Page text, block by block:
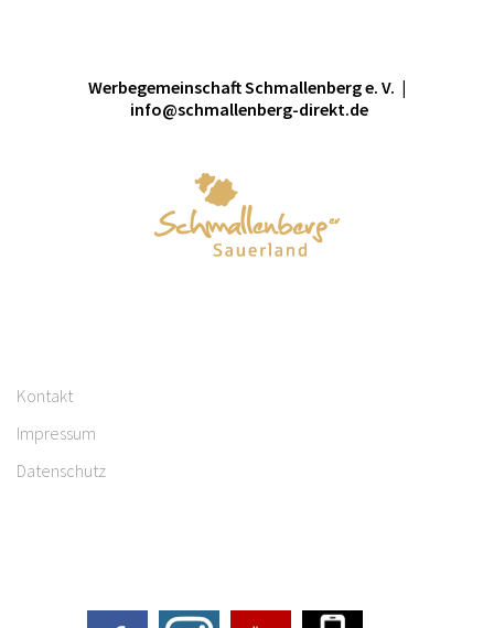
Werbegemeinschaft Schmallenberg e. V. |
info@schmallenberg-direkt.de
Kontakt
Impressum
Datenschutz